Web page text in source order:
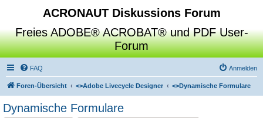
ACRONAUT Diskussions Forum
Freies ADOBE® ACROBAT® und PDF User-
Forum
FAQ Anmelden
Foren-Übersicht <>Adobe Livecycle Designer <>Dynamische Formulare
Dynamische Formulare